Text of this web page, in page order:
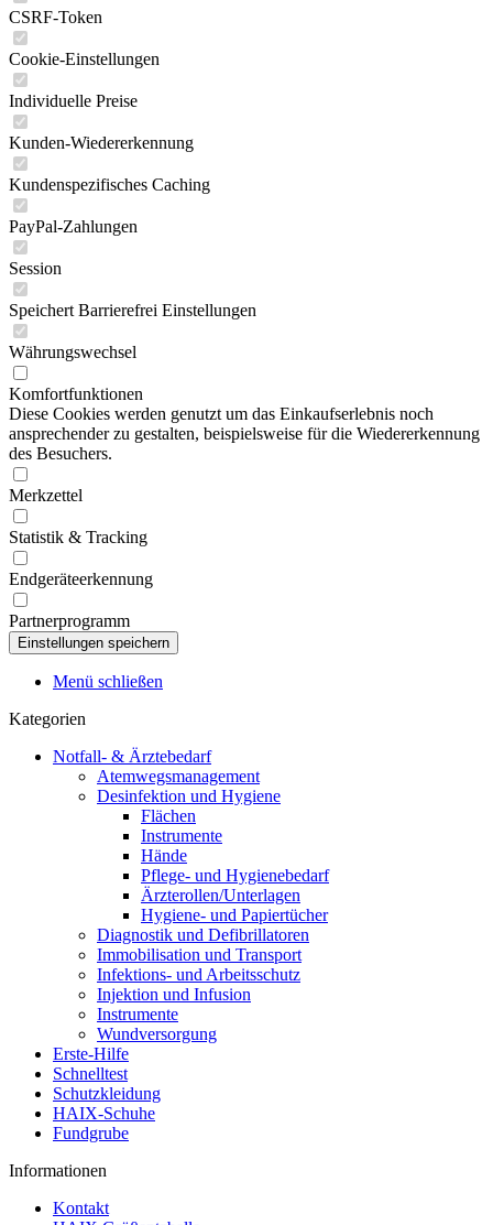
CSRF-Token
Cookie-Einstellungen
Individuelle Preise
Kunden-Wiedererkennung
Kundenspezifisches Caching
PayPal-Zahlungen
Session
Speichert Barrierefrei Einstellungen
Währungswechsel
Komfortfunktionen
Diese Cookies werden genutzt um das Einkaufserlebnis noch
ansprechender zu gestalten, beispielsweise für die Wiedererkennung
des Besuchers.
Merkzettel
Statistik & Tracking
Endgeräteerkennung
Partnerprogramm
Menü schließen
Kategorien
Notfall- & Ärztebedarf
Atemwegsmanagement
Desinfektion und Hygiene
Flächen
Instrumente
Hände
Pflege- und Hygienebedarf
Ärzterollen/Unterlagen
Hygiene- und Papiertücher
Diagnostik und Defibrillatoren
Immobilisation und Transport
Infektions- und Arbeitsschutz
Injektion und Infusion
Instrumente
Wundversorgung
Erste-Hilfe
Schnelltest
Schutzkleidung
HAIX-Schuhe
Fundgrube
Informationen
Kontakt